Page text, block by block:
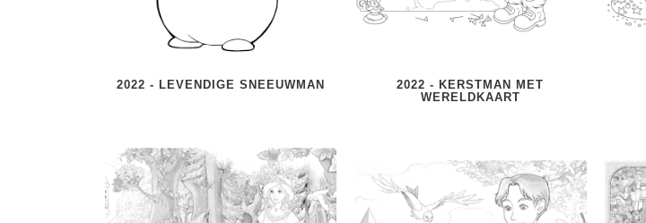
2022 - LEVENDIGE SNEEUWMAN
2022 - KERSTMAN MET
WERELDKAART